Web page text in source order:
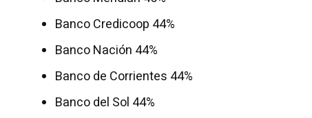
Banco Credicoop 44%
Banco Nación 44%
Banco de Corrientes 44%
Banco del Sol 44%